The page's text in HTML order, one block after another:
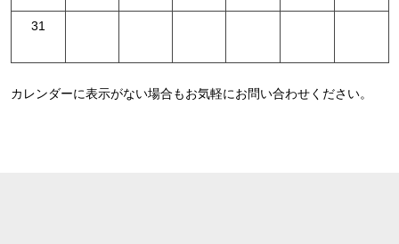
31
カレンダーに表示がない場合もお気軽にお問い合わせください。